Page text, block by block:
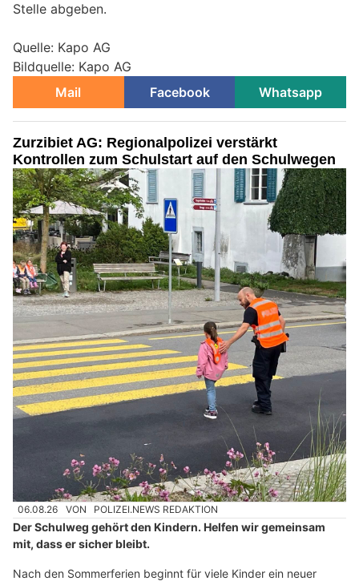
Stelle abgeben.
Quelle: Kapo AG
Bildquelle: Kapo AG
Mail
Facebook Whatsapp
Zurzibiet AG: Regionalpolizei verstärkt
Kontrollen zum Schulstart auf den Schulwegen
06.08.26 VON POLIZEI.NEWS REDAKTION
Der Schulweg gehört den Kindern. Helfen wir gemeinsam
mit, dass er sicher bleibt.
Nach den Sommerferien beginnt für viele Kinder ein neuer